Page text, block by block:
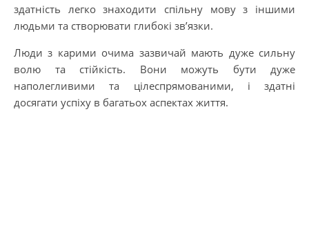
здатність легко знаходити спільну мову з іншими
людьми та створювати глибокі зв’язки.
Люди з карими очима зазвичай мають дуже сильну
волю та стійкість. Вони можуть бути дуже
наполегливими та цілеспрямованими, і здатні
досягати успіху в багатьох аспектах життя.